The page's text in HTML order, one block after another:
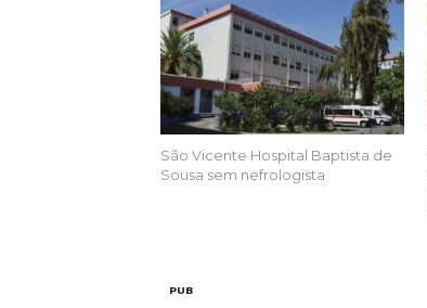
São Vicente Hospital Baptista de
Sousa sem nefrologista
PUB